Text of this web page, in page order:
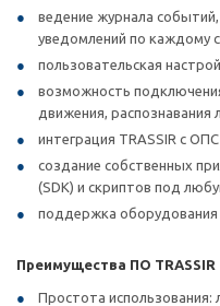
ведение журнала
уведомлений по каждому
пользовательская
возможность
движения, распознавания
интеграция TRASSIR с
создание собственных
(SDK) и скриптов под
поддержка оборудования
Преимущества ПО TRASSIR
Простота использования: